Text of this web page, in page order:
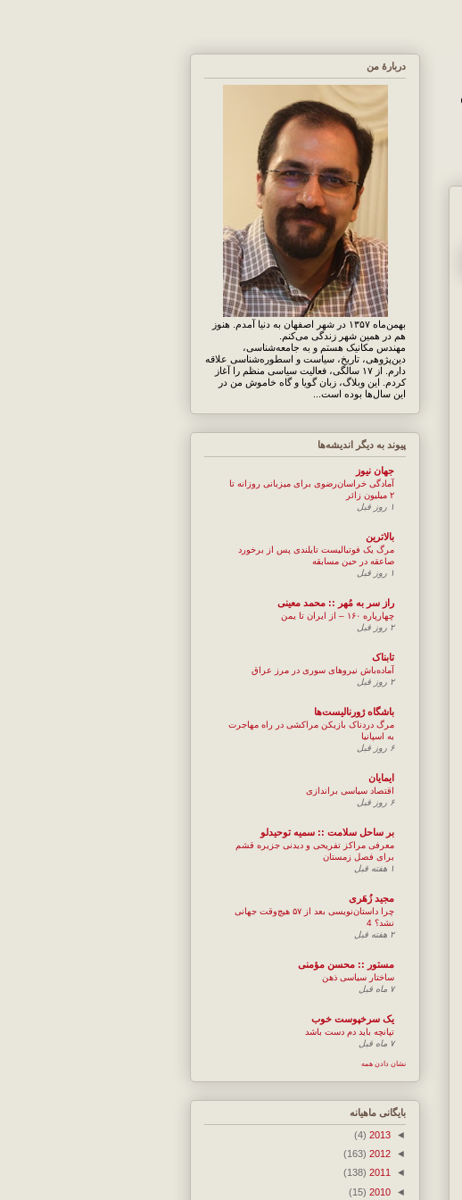
دربارهٔ من
بهمن‌ماه ۱۳۵۷ در شهر اصفهان به دنیا آمدم. هنوز
هم در همین شهر زندگی می‌کنم.
مهندس مکانیک هستم و به جامعه‌شناسی،
دین‌پژوهی، تاریخ، سیاست و اسطوره‌شناسی علاقه
دارم. از ۱۷ سالگی، فعالیت سیاسی منظم را آغاز
کردم. این وبلاگ، زبان گویا و گاه خاموش من در
این سال‌ها بوده است...
پيوند به ديگر انديشه‌ها
جهان نيوز
آمادگی خراسان‌رضوی برای میزبانی روزانه تا
۲ میلیون زائر
۱ روز قبل
بالاترین
مرگ یک فوتبالیست تایلندی پس از برخورد
صاعقه در حین مسابقه
۱ روز قبل
راز سر به مُهر :: محمد معینی
چهارپاره ۱۶۰ – از ایران تا یمن
۲ روز قبل
تابناک
آماده‌باش نیروهای سوری در مرز عراق
۲ روز قبل
باشگاه ژورنالیست‌ها
مرگ دردناک بازیکن مراکشی در راه مهاجرت
به اسپانیا
۶ روز قبل
ایمایان
اقتصاد سیاسی براندازی
۶ روز قبل
بر ساحل سلامت :: سمیه توحیدلو
معرفی مراکز تفریحی و دیدنی جزیره قشم
برای فصل زمستان
۱ هفته قبل
مجيد زُهَری
چرا داستان‌نویسی بعد از ۵۷ هیچ‌وقت جهانی
نشد؟ 4
۲ هفته قبل
مستور :: محسن مؤمنی
ساختار سیاسی ذهن
۷ ماه قبل
یک سرخپوست خوب
تپانچه باید دم دست باشد
۷ ماه قبل
نشان دادن همه
بایگانی ماهیانه
◄
2013
(4)
◄
2012
(163)
◄
2011
(138)
◄
2010
(15)